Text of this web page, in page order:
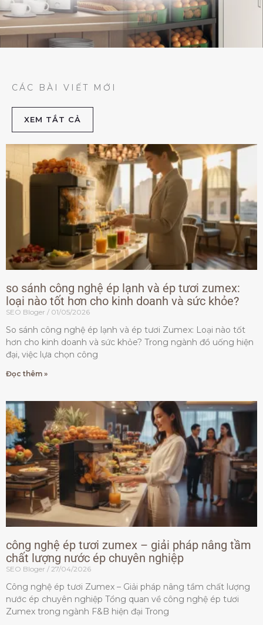
CÁC BÀI VIẾT MỚI
XEM TẮT CẢ
so sánh công nghệ ép lạnh và ép tươi zumex:
loại nào tốt hơn cho kinh doanh và sức khỏe?
SEO Bloger 01/05/2026
So sánh công nghệ ép lạnh và ép tươi Zumex: Loại nào tốt
hơn cho kinh doanh và sức khỏe? Trong ngành đồ uống hiện
đại, việc lựa chọn công
Đọc thêm »
công nghệ ép tươi zumex – giải pháp nâng tầm
chất lượng nước ép chuyên nghiệp
SEO Bloger 27/04/2026
Công nghệ ép tươi Zumex – Giải pháp nâng tầm chất lượng
nước ép chuyên nghiệp Tổng quan về công nghệ ép tươi
Zumex trong ngành F&B hiện đại Trong